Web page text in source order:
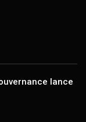
lance